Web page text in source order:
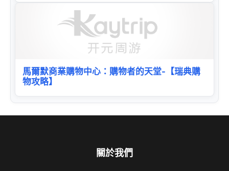
馬爾默商業購物中心：購物者的天堂-【瑞典購
物攻略】
關於我們